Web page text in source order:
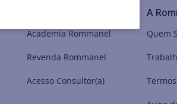
Academia Rommanel
Revenda Rommanel
Acesso Consultor(a)
A
Quem